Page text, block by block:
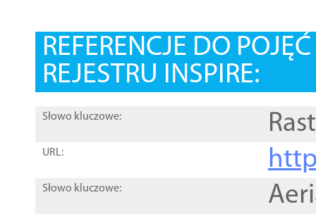
REFERENCJE DO
REJESTRU INSPIRE:
Słowo kluczowe:
URL:
Słowo kluczowe: